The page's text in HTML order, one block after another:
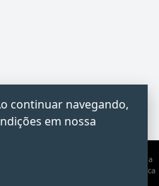
0001-25 · Rua James Holland, 95 – Barra
— não substitui consultoria jurídica
continuar navegando,
em nossa